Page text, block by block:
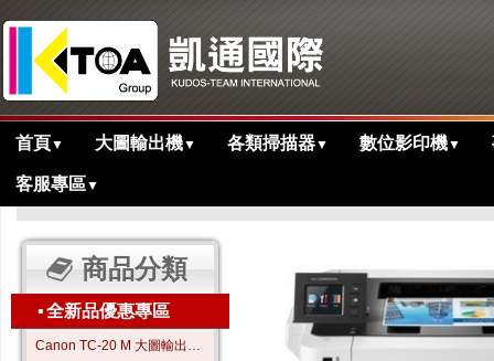
首頁▼ 大圖輸出機▼ 各類掃描器▼ 數位影印機▼
客服專區▼
主目錄
商品分類
▪全新品優惠專區
Canon TC-20 M 大圖輸出繪圖機